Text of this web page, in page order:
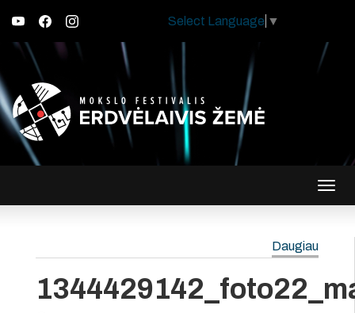
Select Language ▼
Daugiau